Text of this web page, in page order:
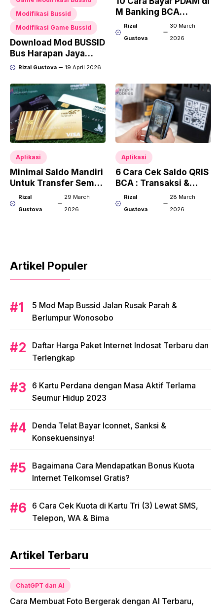
Modifikasi Bussid
Modifikasi Game Bussid
Download Mod BUSSID
Bus Harapan Jaya
Terbaru, Desain
Lengkap
Rizal Gustova 19 April 2026
M Banking BCA
Terlengkap
Rizal
Gustova
30 March
2026
Aplikasi
Minimal Saldo Mandiri
Untuk Transfer Semua
Jenis ATM
Rizal
Gustova
29 March
2026
Aplikasi
6 Cara Cek Saldo QRIS
BCA : Transaksi &
Mutasi Terlengkap
Rizal
Gustova
28 March
2026
Artikel Populer
5 Mod Map Bussid Jalan Rusak Parah &
Berlumpur Wonosobo
Daftar Harga Paket Internet Indosat Terbaru dan
Terlengkap
6 Kartu Perdana dengan Masa Aktif Terlama
Seumur Hidup 2023
Denda Telat Bayar Iconnet, Sanksi &
Konsekuensinya!
Bagaimana Cara Mendapatkan Bonus Kuota
Internet Telkomsel Gratis?
6 Cara Cek Kuota di Kartu Tri (3) Lewat SMS,
Telepon, WA & Bima
Artikel Terbaru
ChatGPT dan AI
Cara Membuat Foto Bergerak dengan AI Terbaru,